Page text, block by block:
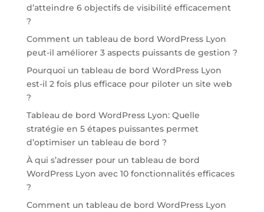
d’atteindre 6 objectifs de visibilité efficacement
?
Comment un tableau de bord WordPress Lyon
peut-il améliorer 3 aspects puissants de gestion ?
Pourquoi un tableau de bord WordPress Lyon
est-il 2 fois plus efficace pour piloter un site web
?
Tableau de bord WordPress Lyon: Quelle
stratégie en 5 étapes puissantes permet
d’optimiser un tableau de bord ?
À qui s’adresser pour un tableau de bord
WordPress Lyon avec 10 fonctionnalités efficaces
?
Comment un tableau de bord WordPress Lyon